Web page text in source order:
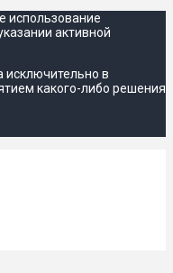
использование
активной
исключительно в
какого-либо решения